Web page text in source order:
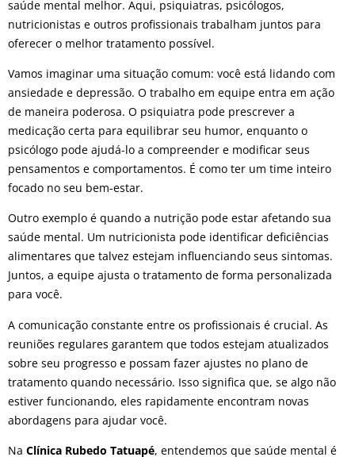
saúde mental melhor. Aqui, psiquiatras, psicólogos,
nutricionistas e outros profissionais trabalham juntos para
oferecer o melhor tratamento possível.
Vamos imaginar uma situação comum: você está lidando com
ansiedade e depressão. O trabalho em equipe entra em ação
de maneira poderosa. O psiquiatra pode prescrever a
medicação certa para equilibrar seu humor, enquanto o
psicólogo pode ajudá-lo a compreender e modificar seus
pensamentos e comportamentos. É como ter um time inteiro
focado no seu bem-estar.
Outro exemplo é quando a nutrição pode estar afetando sua
saúde mental. Um nutricionista pode identificar deficiências
alimentares que talvez estejam influenciando seus sintomas.
Juntos, a equipe ajusta o tratamento de forma personalizada
para você.
A comunicação constante entre os profissionais é crucial. As
reuniões regulares garantem que todos estejam atualizados
sobre seu progresso e possam fazer ajustes no plano de
tratamento quando necessário. Isso significa que, se algo não
estiver funcionando, eles rapidamente encontram novas
abordagens para ajudar você.
Na Clínica Rubedo Tatuapé, entendemos que saúde mental é